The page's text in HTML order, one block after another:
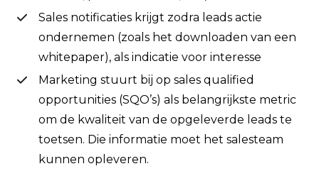
Sales notificaties krijgt zodra leads actie
ondernemen (zoals het downloaden van een
whitepaper), als indicatie voor interesse
Marketing stuurt bij op sales qualified
opportunities (SQO’s) als belangrijkste metric
om de kwaliteit van de opgeleverde leads te
toetsen. Die informatie moet het salesteam
kunnen opleveren.